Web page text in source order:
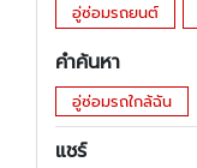
อู่ซ่อมรถยนต์
คำค้นหา
อู่ซ่อมรถใกล้ฉัน
แชร์